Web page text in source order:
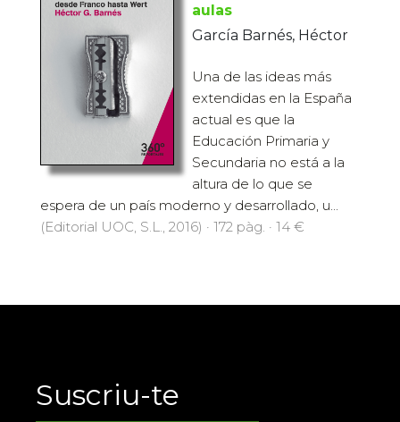
aulas
García Barnés, Héctor
Una de las ideas más
extendidas en la España
actual es que la
Educación Primaria y
Secundaria no está a la
altura de lo que se
espera de un país moderno y desarrollado, u...
(Editorial UOC, S.L., 2016) · 172 pàg. · 14 €
Suscriu-te